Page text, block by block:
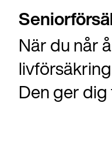
När du når
Den ger